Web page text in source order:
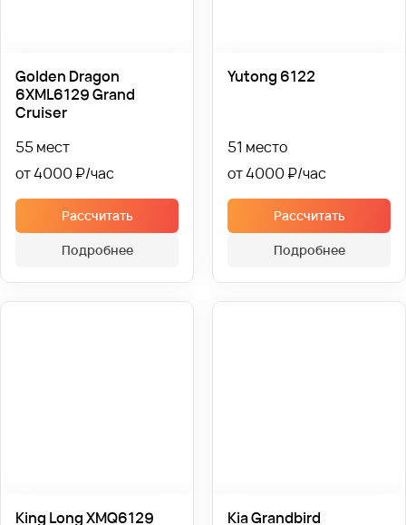
Golden Dragon
6XML6129 Grand
Cruiser
55 мест
от 4000 ₽
Рассчитать
Подробнее
Yutong 6122
51 место
от 4000 ₽
Рассчитать
Подробнее
King Long XMQ6129 Kia Grandbird